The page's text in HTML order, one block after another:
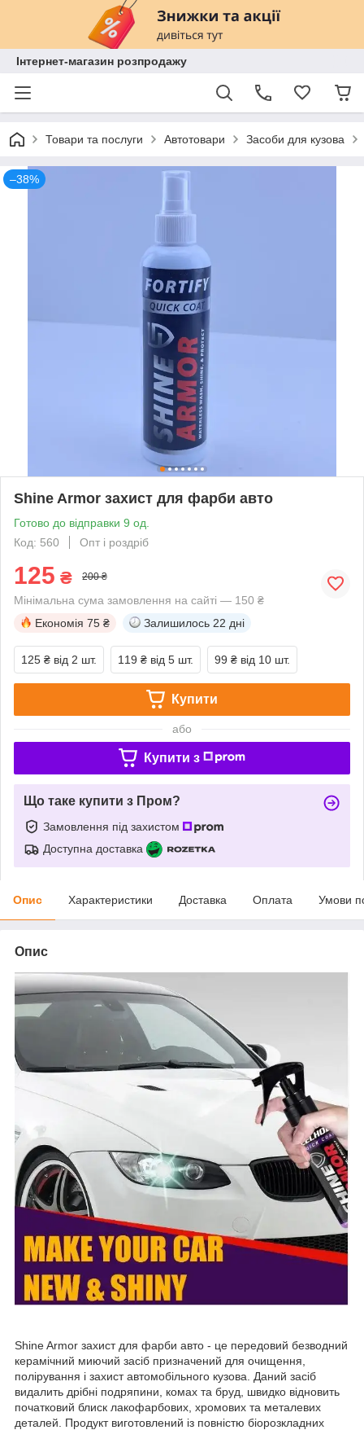
Інтернет-магазин розпродажу
Товари та послуги Автотовари Засоби для кузова
–38%
Shine Armor захист для фарби авто
Готово до відправки 9 од.
Код: 560
Опт і роздріб
125 ₴ 200 ₴
Мінімальна сума замовлення на сайті — 150 ₴
Економія 75 ₴ Залишилось 22 дні
125 ₴ від 2 шт. 119 ₴ від 5 шт. 99 ₴ від 10 шт.
Купити
або
Купити з
Що таке купити з Пром?
Замовлення під захистом
Доступна доставка
Опис Характеристики Доставка Оплата Умови
Опис
Shine Armor захист для фарби авто - це передовий безводний
керамічний миючий засіб призначений для очищення,
полірування і захист автомобільного кузова. Даний засіб
видалить дрібні подряпини, комах та бруд, швидко відновить
початковий блиск лакофарбових, хромових та металевих
деталей. Продукт виготовлений із повністю біорозкладних